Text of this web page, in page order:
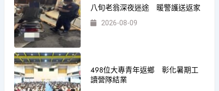
八旬老翁深夜迷途 暖警護送返家
2026-08-09
498位大專青年返鄉 彰化暑期工
讀營隊結業